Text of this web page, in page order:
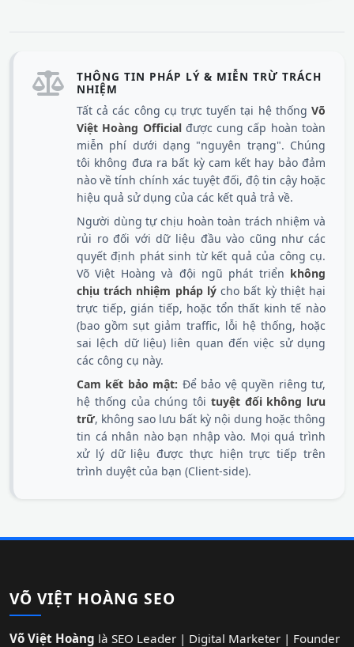
THÔNG TIN PHÁP LÝ & MIỄN TRỪ TRÁCH
NHIỆM
Tất cả các công cụ trực tuyến tại hệ thống Võ
Việt Hoàng Officialđược cung cấp hoàn toàn
miễn phí dưới dạng "nguyên trạng". Chúng
tôi không đưa ra bất kỳ cam kết hay bảo đảm
nào về tính chính xác tuyệt đối, độ tin cậy hoặc
hiệu quả sử dụng của các kết quả trả về.
Người dùng tự chịu hoàn toàn trách nhiệm và
rủi ro đối với dữ liệu đầu vào cũng như các
quyết định phát sinh từ kết quả của công cụ.
Võ Việt Hoàng và đội ngũ phát triển không
chịu trách nhiệm pháp lýcho bất kỳ thiệt hại
trực tiếp, gián tiếp, hoặc tổn thất kinh tế nào
(bao gồm sụt giảm traffic, lỗi hệ thống, hoặc
sai lệch dữ liệu) liên quan đến việc sử dụng
các công cụ này.
Cam kết bảo mật: Để bảo vệ quyền riêng tư,
hệ thống của chúng tôi tuyệt đối không lưu
trữ, không sao lưu bất kỳ nội dung hoặc thông
tin cá nhân nào bạn nhập vào. Mọi quá trình
xử lý dữ liệu được thực hiện trực tiếp trên
trình duyệt của bạn (Client-side).
VÕ VIỆT HOÀNG SEO
Võ Việt Hoàng là SEO Leader | Digital Marketer | Founder